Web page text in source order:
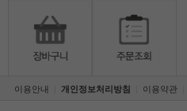
이용안내 개인정보처리방침 이용약관|